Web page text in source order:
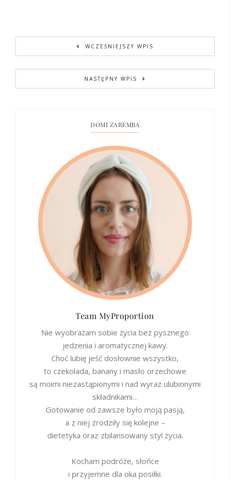
WCZEŚNIEJSZY WPIS
NASTĘPNY WPIS
DOMI ZAREMBA
Team MyProportion
Nie wyobrażam sobie życia bez pysznego
jedzenia i aromatycznej kawy.
Choć lubię jeść dosłownie wszystko,
to czekolada, banany i masło orzechowe
są moimi niezastąpionymi i nad wyraz ulubionymi
składnikami…
Gotowanie od zawsze było moją pasją,
a z niej zrodziły się kolejne –
dietetyka oraz zbilansowany styl życia.
Kocham podróże, słońce
i przyjemne dla oka posiłki.